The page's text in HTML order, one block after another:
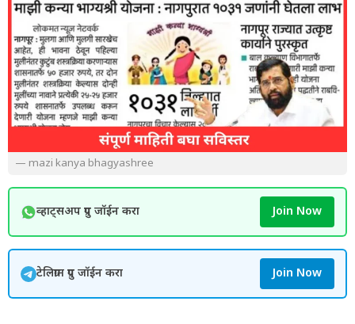
— mazi kanya bhagyashree
व्हाट्सअप ग्रुप जॉईन करा Join Now
टेलिग्राम ग्रुप जॉईन करा Join Now